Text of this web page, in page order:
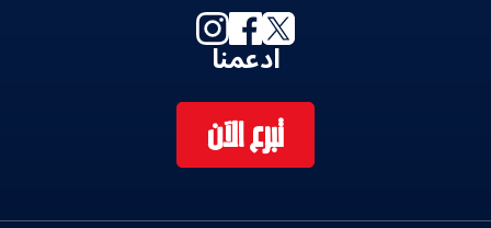
ادعمنا
تبرع الآن